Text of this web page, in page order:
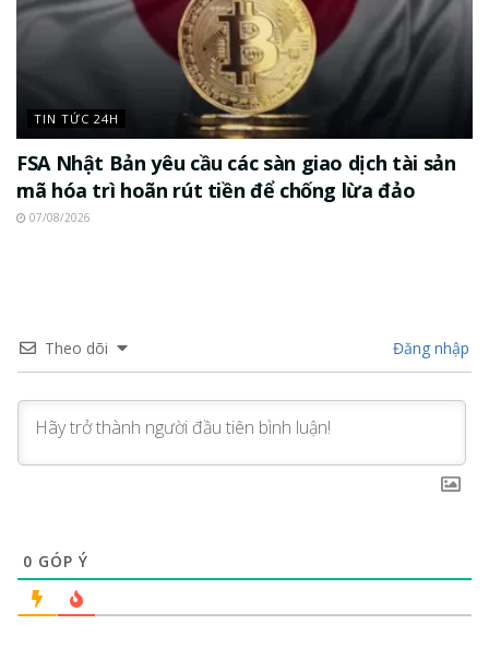
TIN TỨC 24H
FSA Nhật Bản yêu cầu các sàn giao dịch tài sản
mã hóa trì hoãn rút tiền để chống lừa đảo
07/08/2026
Theo dõi Đăng nhập
0 GÓP Ý